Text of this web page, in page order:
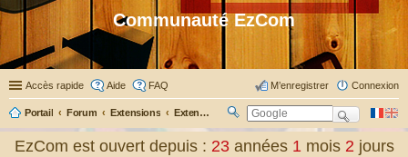
Communauté EzCom
Accès rapide Aide FAQ Connexion
M’enregistrer
Portail Forum Extensions Extensions présentées & traduites
EzCom est ouvert depuis : 23 années1 mois2 jours